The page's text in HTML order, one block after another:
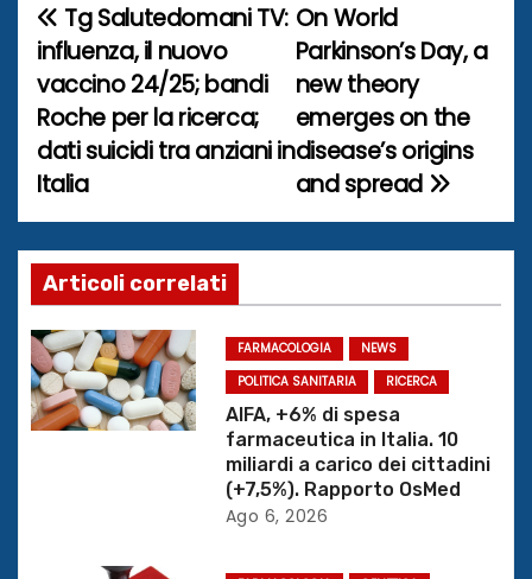
N
a
v
i
g
a
z
i
o
On World
Parkinson’s Day, a
new theory
emerges on the
disease’s origins
and spread
Tg Salutedomani TV:
influenza, il nuovo
vaccino 24/25; bandi
Roche per la ricerca;
dati suicidi tra anziani in
Italia
Articoli correlati
FARMACOLOGIA
NEWS
POLITICA SANITARIA
RICERCA
AIFA, +6% di spesa
farmaceutica in Italia. 10
miliardi a carico dei cittadini
(+7,5%). Rapporto OsMed
Ago 6, 2026